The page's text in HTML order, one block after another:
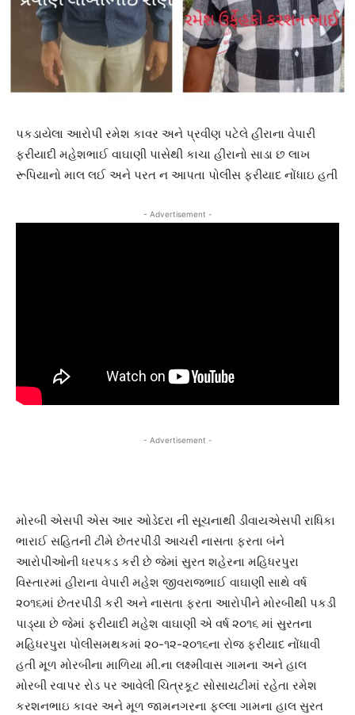
પકડાયેલા આરોપી રમેશ કાવર અને પ્રવીણ પટેલે હીરાના વેપારી
ફરીયાદી મહેશભાઈ વાઘાણી પાસેથી કાચા હીરાનો સાડા છ લાખ
રૂપિયાનો માલ લઈ અને પરત ન આપતા પોલીસ ફરીયાદ નોંધાઇ હતી
- Advertisement -
- Advertisement -
મોરબી એસપી એસ આર ઓડેદરા ની સૂચનાથી ડીવાયએસપી રાધિકા
ભારાઈ સહિતની ટીમે છેતરપીંડી આચરી નાસતા ફરતા બંને
આરોપીઓની ધરપકડ કરી છે જેમાં સુરત શહેરના મહિધરપુરા
વિસ્તારમાં હીરાના વેપારી મહેશ જીવરાજભાઈ વાઘાણી સાથે વર્ષ
૨૦૧૬માં છેતરપીંડી કરી અને નાસતા ફરતા આરોપીને મોરબીથી પકડી
પાડ્યા છે જેમાં ફરીયાદી મહેશ વાઘાણી એ વર્ષ ૨૦૧૬ માં સુરતના
મહિધરપુરા પોલીસમથકમાં ૨૦-૧૨-૨૦૧૬ના રોજ ફરીયાદ નોંધાવી
હતી મૂળ મોરબીના માળિયા મી.ના લક્ષ્મીવાસ ગામના અને હાલ
મોરબી રવાપર રોડ પર આવેલી ચિત્રકૂટ સોસાયટીમાં રહેતા રમેશ
કરશનભાઇ કાવર અને મૂળ જામનગરના ફલ્લા ગામના હાલ સુરત